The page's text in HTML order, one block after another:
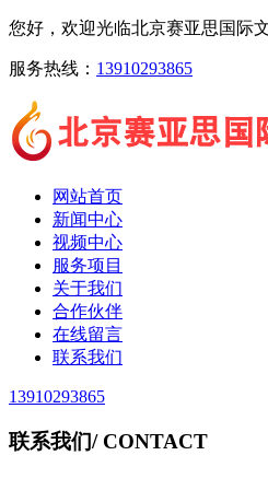
您好，欢迎光临北京赛亚思国际
服务热线： 13910293865
网站首页
新闻中心
视频中心
服务项目
关于我们
合作伙伴
在线留言
联系我们
13910293865
联系我们/ CONTACT